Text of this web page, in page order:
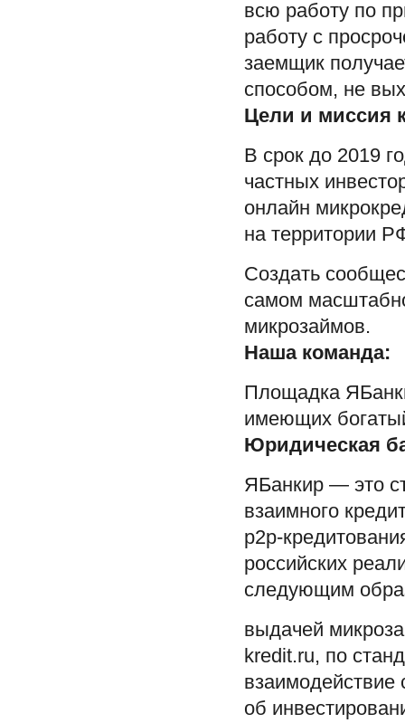
всю работу по
работу с
заемщик
способом, не
Цели и миссия
В срок до 2019
частных
онлайн
на территории
Создать
самом
микрозаймов.
Наша команда:
Площадка Я
имеющих
Юридическая
ЯБанкир — это
взаимного
p2p-
российских
следующим
выдачей
kredit.ru, по
взаимодействие
об